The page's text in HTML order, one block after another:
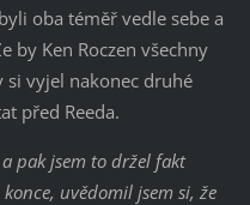
oba téměř vedle sebe a
by Ken Roczen všechny
si vyjel nakonec druhé
před Reeda.
pak jsem to držel fakt
uvědomil jsem si, že